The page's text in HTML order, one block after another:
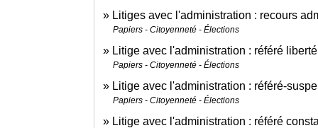
Litiges avec l'administration : recours
Papiers - Citoyenneté - Élections
Litige avec l'administration : référé liberté
Papiers - Citoyenneté - Élections
Litige avec l'administration : référé-
Papiers - Citoyenneté - Élections
Litige avec l'administration : référé